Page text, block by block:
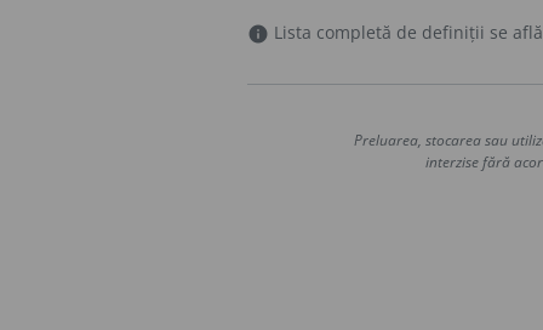
info Lista completă de definiții se
Preluarea, stocarea sau
interzise fără